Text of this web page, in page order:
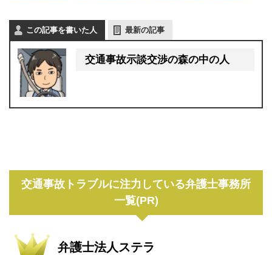
この記事を書いた人 最新の記事
交通事故示談交渉の森の中の人
交通事故トラブルに注力している弁護士事務所
一覧(PR)
弁護士法人ステラ